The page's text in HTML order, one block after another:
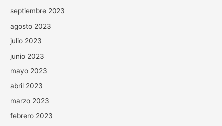
septiembre 2023
agosto 2023
julio 2023
junio 2023
mayo 2023
abril 2023
marzo 2023
febrero 2023